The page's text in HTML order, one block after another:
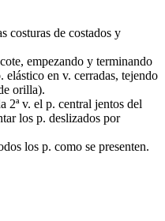
costuras de costados y
empezando у terminando
elástico en v. cerradas, tejendo
orilla).
2ª v. el p. central jentos del
los p. deslizados por
los p. como se presenten.